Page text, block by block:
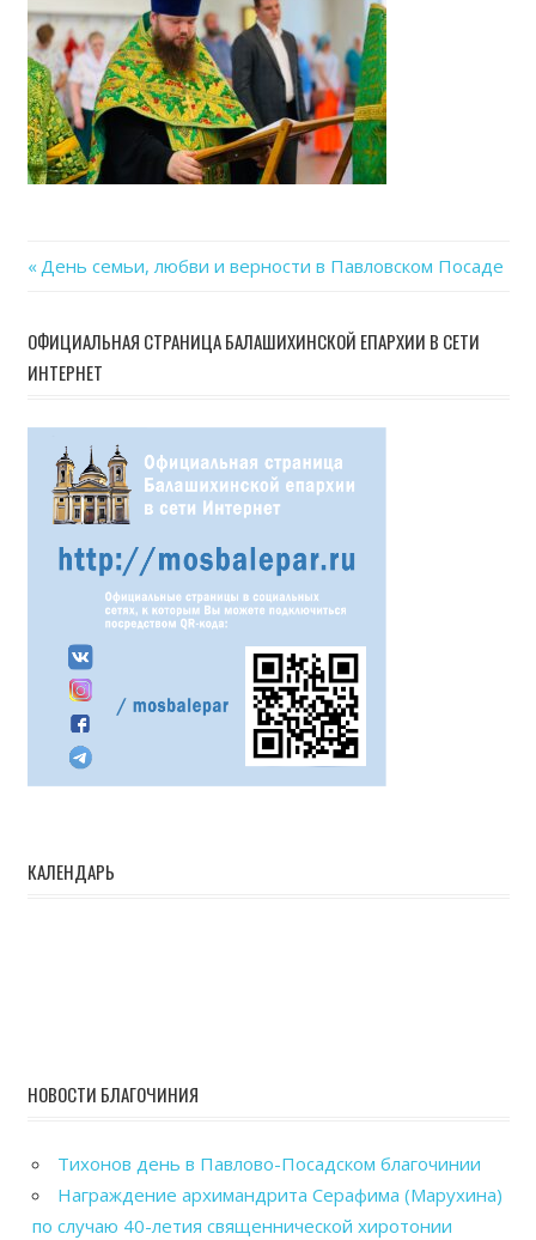
по
записям
Previous
День семьи, любви и верности в Павловском Посаде
ОФИЦИАЛЬНАЯ СТРАНИЦА БАЛАШИХИНСКОЙ ЕПАРХИИ В СЕТИ
ИНТЕРНЕТ
КАЛЕНДАРЬ
НОВОСТИ БЛАГОЧИНИЯ
Тихонов день в Павлово-Посадском благочинии
Награждение архимандрита Серафима (Марухина)
по случаю 40-летия священнической хиротонии